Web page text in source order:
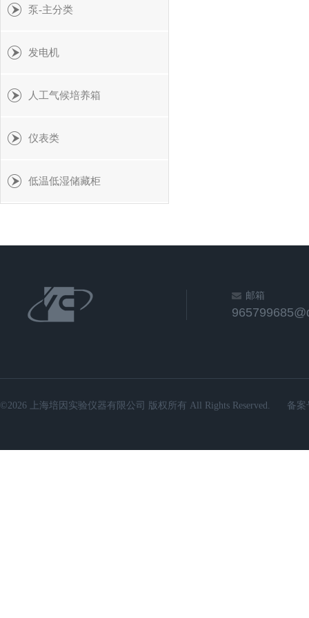
泵-主分类
发电机
人工气候培养箱
仪表类
低温低湿储藏柜
邮箱
©2026 上海培因实验仪器有限公司 版权所有 All Rights Reserved. 备案